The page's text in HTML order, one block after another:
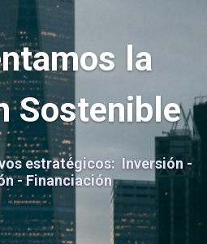
la
Sostenible
estratégicos: Inversión -
- Financiación